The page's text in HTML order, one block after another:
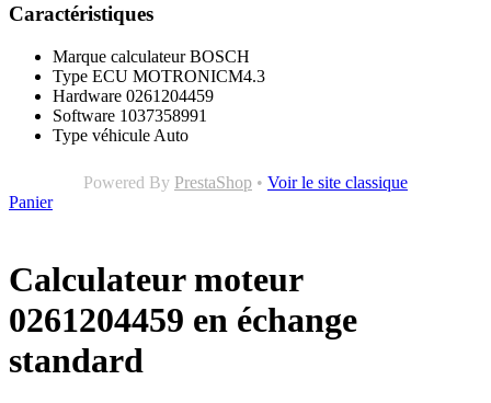
Caractéristiques
Marque calculateur BOSCH
Type ECU MOTRONICM4.3
Hardware 0261204459
Software 1037358991
Type véhicule Auto
Powered By PrestaShop • Voir le site classique
Panier
Calculateur moteur
0261204459 en échange
standard